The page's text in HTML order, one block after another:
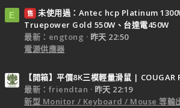
E 售 未使用過：Antec hcp Platinum
Truepower Gold 550W、台達電450W
最新：engtong
昨天 22:50
電源供應器
【開箱】平價8K三模輕量滑鼠 | COUGAR
最新：friendtan
昨天 22:19
新型 Monitor / Keyboard / Mouse 等輸